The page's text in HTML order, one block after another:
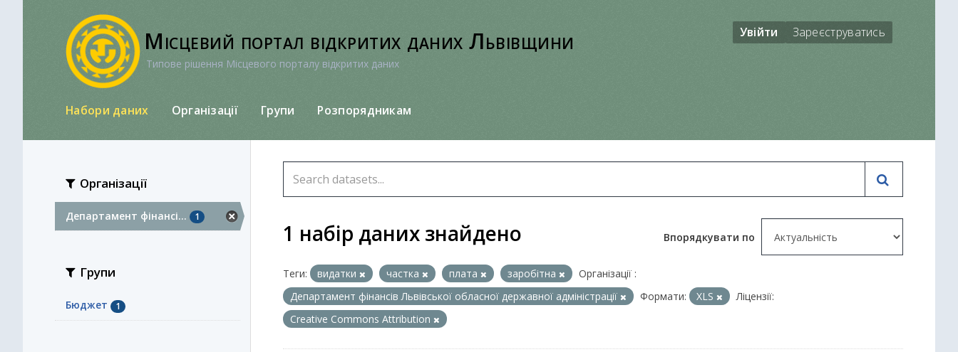
Місцевий портал відкритих даних Львівщини
Типове рішення Місцевого порталу відкритих даних
Увійти Зареєструватись
Набори даних Організації Групи Розпорядникам
Організації
Департамент фінансі... 1
Групи
Бюджет 1
Впорядкувати по
1 набір даних знайдено
Теги: видатки частка плата заробітна
Організації :
Департамент фінансів Львівської обласної державної адміністрації
Формати: XLS
Ліцензії:
Creative Commons Attribution